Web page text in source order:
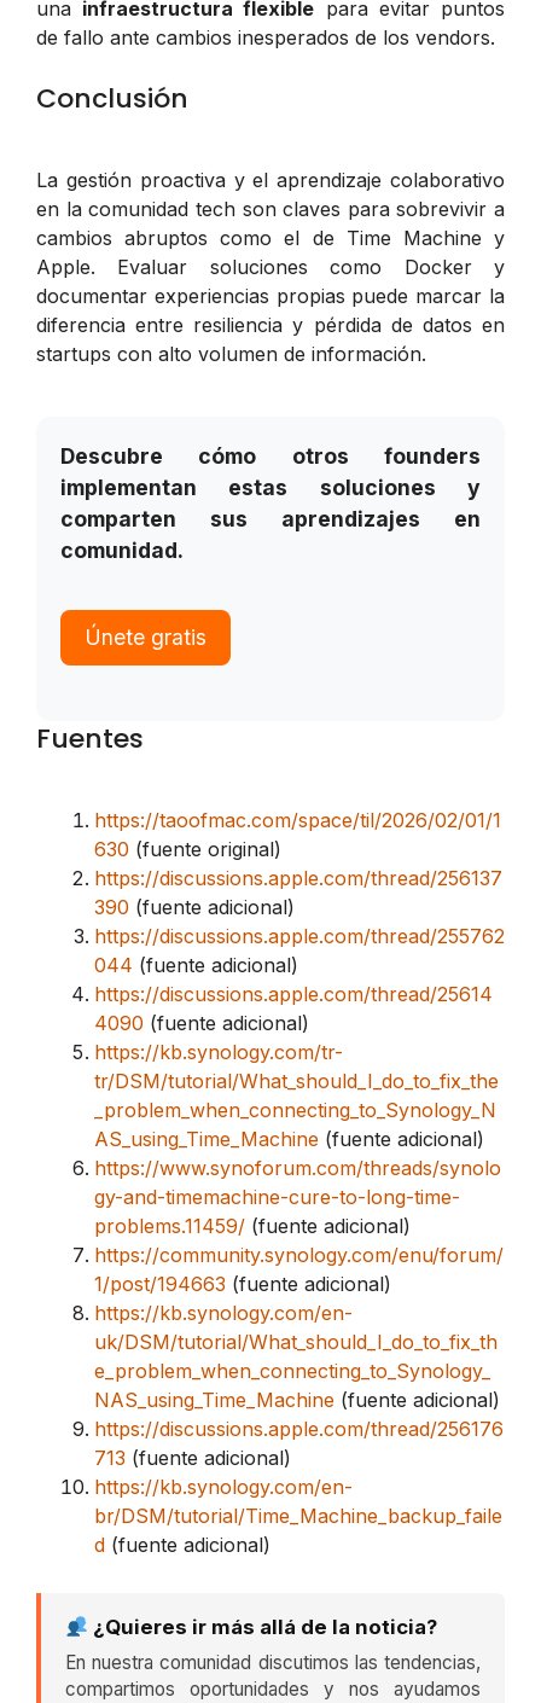
una infraestructura flexible para evitar puntos
de fallo ante cambios inesperados de los vendors.
Conclusión
La gestión proactiva y el aprendizaje colaborativo
en la comunidad tech son claves para sobrevivir a
cambios abruptos como el de Time Machine y
Apple. Evaluar soluciones como Docker y
documentar experiencias propias puede marcar la
diferencia entre resiliencia y pérdida de datos en
startups con alto volumen de información.
Descubre cómo otros founders
implementan estas soluciones y
comparten sus aprendizajes en
comunidad.
Únete gratis
Fuentes
https://taoofmac.com/space/til/2026/02/01/1
630 (fuente original)
https://discussions.apple.com/thread/256137
390 (fuente adicional)
https://discussions.apple.com/thread/255762
044 (fuente adicional)
https://discussions.apple.com/thread/25614
4090 (fuente adicional)
https://kb.synology.com/tr-
tr/DSM/tutorial/What_should_I_do_to_fix_the
_problem_when_connecting_to_Synology_N
AS_using_Time_Machine (fuente adicional)
https://www.synoforum.com/threads/synolo
gy-and-timemachine-cure-to-long-time-
problems.11459/ (fuente adicional)
https://community.synology.com/enu/forum/
1/post/194663 (fuente adicional)
https://kb.synology.com/en-
uk/DSM/tutorial/What_should_I_do_to_fix_th
e_problem_when_connecting_to_Synology_
NAS_using_Time_Machine (fuente adicional)
https://discussions.apple.com/thread/256176
713 (fuente adicional)
https://kb.synology.com/en-
br/DSM/tutorial/Time_Machine_backup_faile
d (fuente adicional)
¿Quieres ir más allá de la noticia?
En nuestra comunidad discutimos las tendencias,
compartimos oportunidades y nos ayudamos